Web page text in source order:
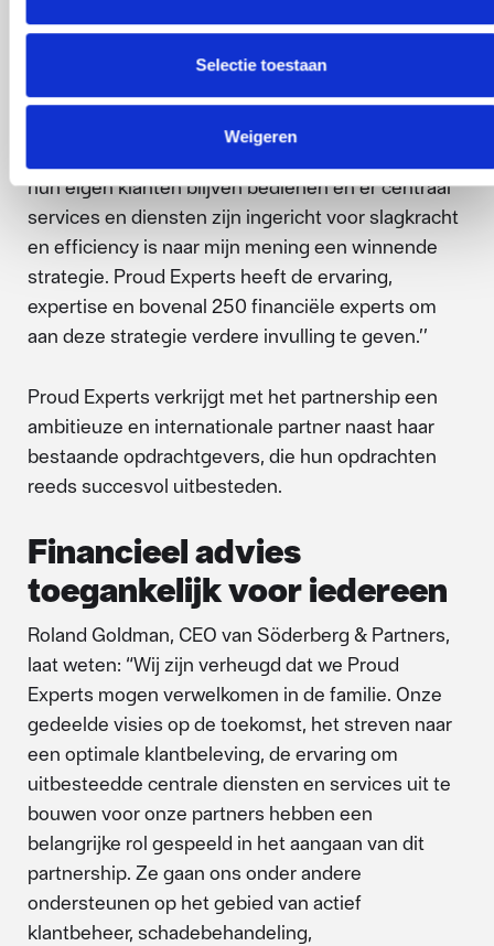
Selectie toestaan
Weigeren
Söderberg & Partners om haar services en
diensten richting haar partners te versterken en uit
te breiden. Het streven naar een optimale
klantbeleving en samen bouwen met ondernemers
hun eigen klanten blijven bedienen en er centraal
services en diensten zijn ingericht voor slagkracht
en efficiency is naar mijn mening een winnende
strategie. Proud Experts heeft de ervaring,
expertise en bovenal 250 financiële experts om
aan deze strategie verdere invulling te geven.’’
Proud Experts verkrijgt met het partnership een
ambitieuze en internationale partner naast haar
bestaande opdrachtgevers, die hun opdrachten
reeds succesvol uitbesteden.
Financieel advies
toegankelijk voor iedereen
Roland Goldman, CEO van Söderberg & Partners,
laat weten: “Wij zijn verheugd dat we Proud
Experts mogen verwelkomen in de familie. Onze
gedeelde visies op de toekomst, het streven naar
een optimale klantbeleving, de ervaring om
uitbesteedde centrale diensten en services uit te
bouwen voor onze partners hebben een
belangrijke rol gespeeld in het aangaan van dit
partnership. Ze gaan ons onder andere
ondersteunen op het gebied van actief
klantbeheer, schadebehandeling,